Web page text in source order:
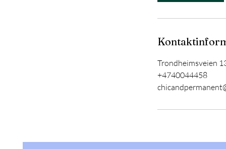
Trondheimsveien
+4740044458